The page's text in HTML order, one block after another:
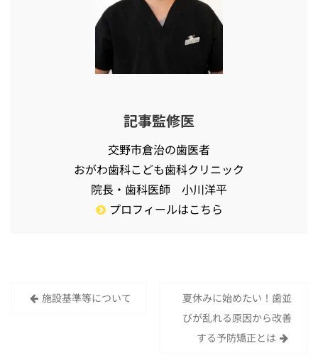
記事監修医
交野市倉治の歯医者
おがわ歯科こども歯科クリニック
院長・歯科医師 小川洋平
プロフィールはこちら
投 施設基準等について
夏休みに始めたい！歯並
びが乱れる原因から改善
する予防矯正とは